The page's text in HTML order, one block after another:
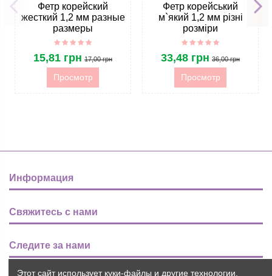
Фетр корейский
жесткий 1,2 мм разные
размеры
15,81 грн 17,00 грн
Просмотр
Фетр корейський
м`який 1,2 мм різні
розміри
33,48 грн 36,00 грн
Просмотр
Информация
Свяжитесь с нами
Следите за нами
Этот сайт использует куки-файлы и другие технологии,